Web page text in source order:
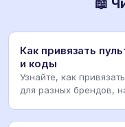
📖
Как привязать
и коды
Узнайте, как
для разных брендов,